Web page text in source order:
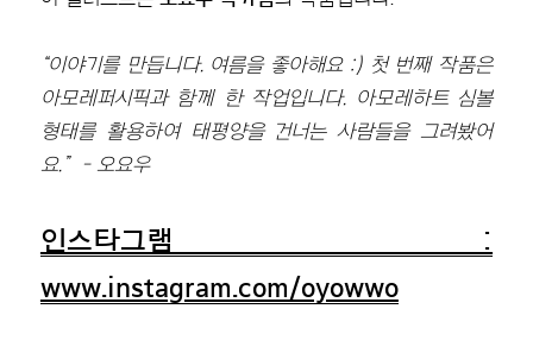
“이야기를 만듭니다. 여름을 좋아해요 :) 첫 번째 작품은
아모레퍼시픽과 함께 한 작업입니다. 아모레하트 심볼
형태를 활용하여 태평양을 건너는 사람들을 그려봤어
요.”
- 오요우
인스타그램 :
www.instagram.com/oyowwo